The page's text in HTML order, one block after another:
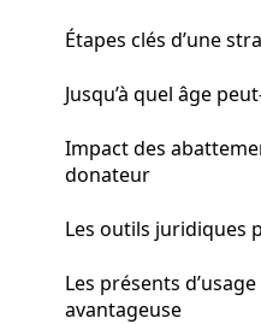
Étapes clés d’une
Jusqu’à quel âge
Impact des
donateur
Les outils juridiques
Les présents
avantageuse